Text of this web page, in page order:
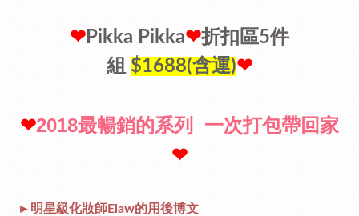
❤ Pikka Pikka❤折扣區5件
組 $1688(含運)❤
❤2018最暢銷的系列 一次打包帶回家
❤
► 明星級化妝師Elaw的用後博文